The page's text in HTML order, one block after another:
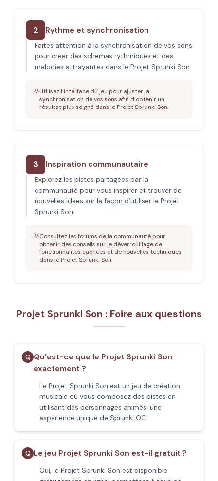
2 Rythme et synchronisation
Faites attention à la synchronisation de vos sons
pour créer des schémas rythmiques et des
mélodies attrayantes dans le Projet Sprunki Son.
💡Utilisez l’interface du jeu pour ajuster la
synchronisation de vos sons afin d’obtenir un
résultat plus soigné dans le Projet Sprunki Son.
3 Inspiration communautaire
Explorez les pistes partagées par la
communauté pour vous inspirer et trouver de
nouvelles idées sur la façon d’utiliser le Projet
Sprunki Son.
💡Consultez les forums de la communauté pour
obtenir des conseils sur le déverrouillage de
fonctionnalités cachées et de nouvelles techniques
dans le Projet Sprunki Son.
Projet Sprunki Son : Foire aux questions
Q Qu’est-ce que le Projet Sprunki Son
exactement ?
Le Projet Sprunki Son est un jeu de création
musicale où vous composez des pistes en
utilisant des personnages animés, une
expérience unique de Sprunki OC.
Q Le jeu Projet Sprunki Son est-il gratuit ?
Oui, le Projet Sprunki Son est disponible